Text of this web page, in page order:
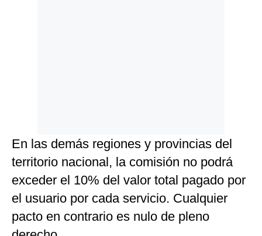
En las demás regiones y provincias del
territorio nacional, la comisión no podrá
exceder el 10% del valor total pagado por
el usuario por cada servicio. Cualquier
pacto en contrario es nulo de pleno